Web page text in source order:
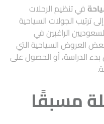
في تنظيم الرحلات
ترتيب الجولات السياحية
الراغبين في
العروض السياحية التي
الدراسة، أو الحصول على
مسبقًا